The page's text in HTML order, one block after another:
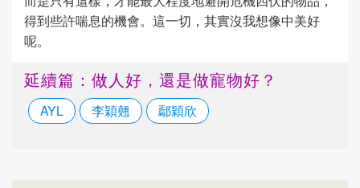
得到些許喘息的機會。這一切，其實沒我想像中美好
呢。
延續篇：做人好，還是做寵物好？
AYL 李穎翹 鄢穎欣